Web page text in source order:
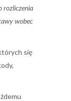
rozliczenia
wobec
się